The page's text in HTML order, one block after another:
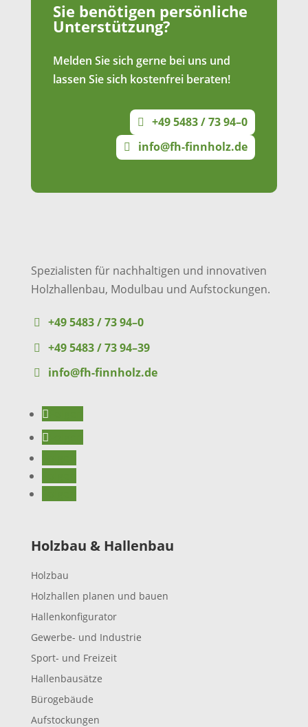
Sie benötigen persönliche
Unterstützung?
Melden Sie sich gerne bei uns und
lassen Sie sich kostenfrei beraten!
+49 5483 / 73 94–0
info@fh-finnholz.de
Spezialisten für nachhaltigen und innovativen
Holzhallenbau, Modulbau und Aufstockungen.
+49 5483 / 73 94–0
+49 5483 / 73 94–39
info@fh-finnholz.de
Holzbau & Hallenbau
Holzbau
Holz­hallen planen und bauen
Hallen­kon­fi­gu­rator
Gewerbe- und Industrie
Sport- und Freizeit
Hallen­bau­sätze
Büro­ge­bäude
Aufsto­ckungen